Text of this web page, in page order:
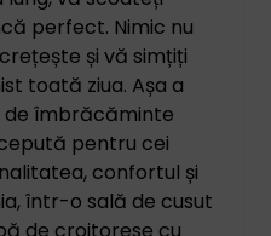
perfect. Nimic nu
și vă simțiți
toată ziua. Așa a
de îmbrăcăminte
pentru cei
confortul și
într-o sală de cusut
de croitorese cu